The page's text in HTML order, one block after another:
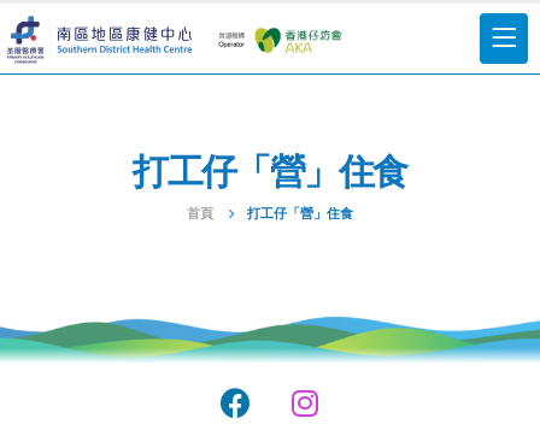
打工仔「營」住食
首頁 打工仔「營」住食